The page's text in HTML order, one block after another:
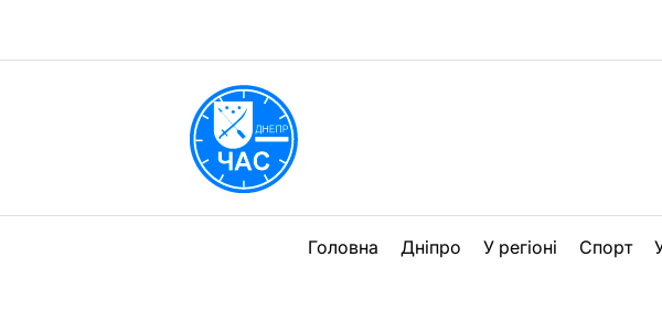
вмісту
Головна Дніпро У регіоні Спорт